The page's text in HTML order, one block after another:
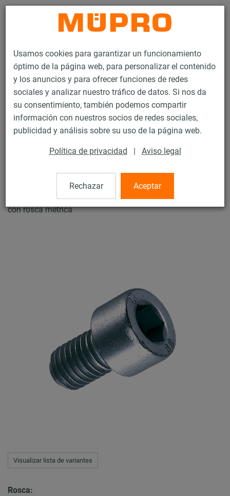
Usamos cookies para garantizar un funcionamiento
óptimo de la página web, para personalizar el contenido
y los anuncios y para ofrecer funciones de redes
sociales y analizar nuestro tráfico de datos. Si nos da
su consentimiento, también podemos compartir
información con nuestros socios de redes sociales,
publicidad y análisis sobre su uso de la página web.
Política de privacidad | Aviso legal
Rechazar Aceptar
Productos Tecnología de soportación
Accesorios de montaje
Tornillos de hexágono interior
Tornillos de hexágono interior
con rosca métrica
Visualizar lista de variantes
Rosca: